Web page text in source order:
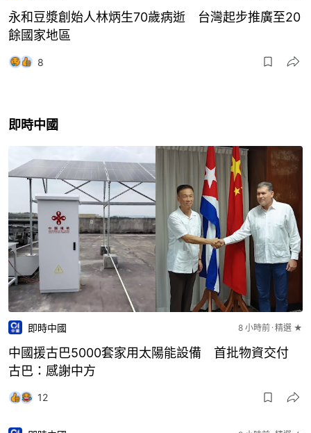
永和豆漿創始人林炳生70歲病逝 台灣起步推廣至20
餘國家地區
8
即時中國
即時中國 8 小時前 精選 ★
中國援古巴5000套家用太陽能設備 首批物資交付
古巴：感謝中方
12